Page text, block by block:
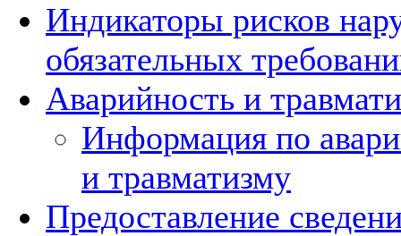
Индикаторы рисков
обязательных
Аварийность и
Информация по
и травматизму
Предоставление